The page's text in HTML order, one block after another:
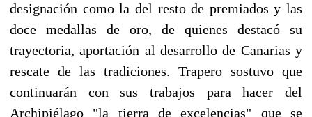
designación como la del resto de premiados y las
doce medallas de oro, de quienes destacó su
trayectoria, aportación al desarrollo de Canarias y
rescate de las tradiciones. Trapero sostuvo que
continuarán con sus trabajos para hacer del
Archipiélago "la tierra de excelencias" que se